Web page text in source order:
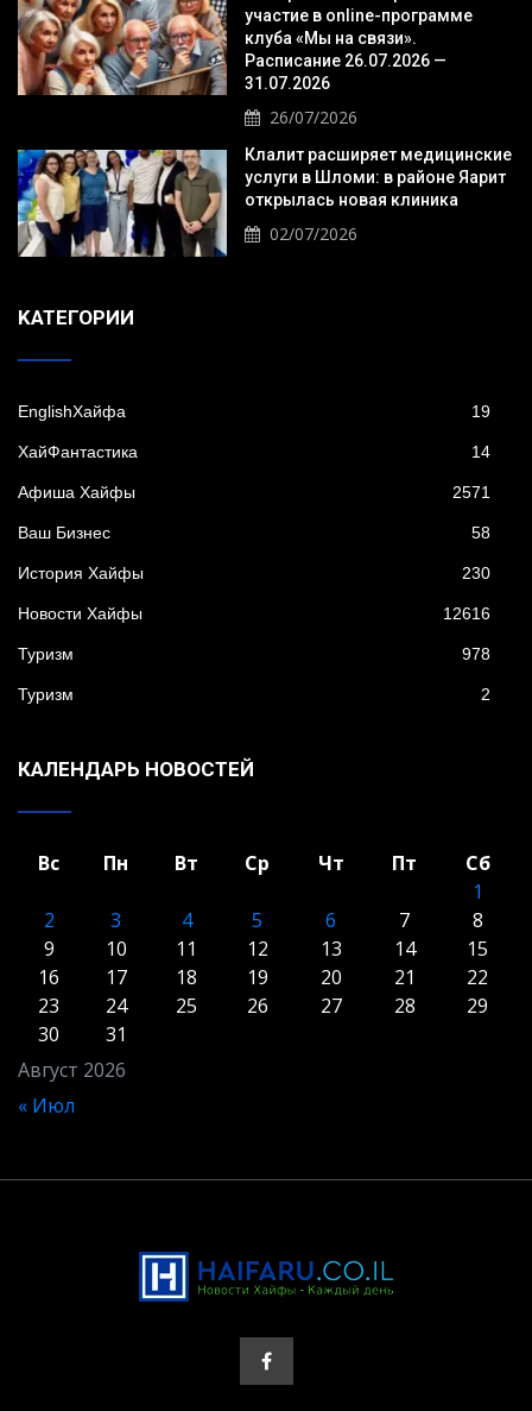
участие в online-программе
клуба «Мы на связи».
Расписание 26.07.2026 —
31.07.2026
26/07/2026
Клалит расширяет медицинские
услуги в Шломи: в районе Яарит
открылась новая клиника
02/07/2026
KАТЕГОРИИ
EnglishХайфа 19
XайФантастика 14
Афиша Хайфы 2571
Ваш Бизнес 58
История Хайфы 230
Новости Хайфы 12616
Туризм 978
Туризм 2
КАЛЕНДАРЬ НОВОСТЕЙ
Август 2026
Вс Пн Вт Ср Чт Пт
Сб
1
2
3 4 5 6 7
8
9
10 11 12 13 14
15
16
17 18 19 20 21
22
23
24 25 26 27 28
29
30
31
« Июл